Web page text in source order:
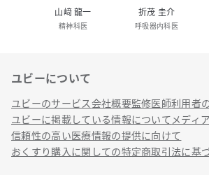
山﨑 龍一
精神科医
折茂 圭介
呼吸器内科医
リンク
ユビーについて
ユビーのサービス会社概要監修医師利用者
ユビーに掲載している情報についてメディ
信頼性の高い医療情報の提供に向けて
おくすり購入に関しての特定商取引法に基